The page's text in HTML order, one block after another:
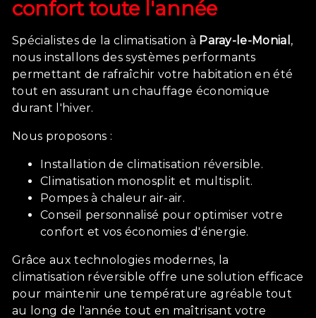
confort toute l'année
Spécialistes de la climatisation à Paray-le-Monial ,
nous installons des systèmes performants
permettant de rafraîchir votre habitation en été
tout en assurant un chauffage économique
durant l'hiver.
Nous proposons :
Installation de climatisation réversible.
Climatisation monosplit et multisplit.
Pompes à chaleur air-air.
Conseil personnalisé pour optimiser votre
confort et vos économies d'énergie.
Grâce aux technologies modernes, la
climatisation réversible offre une solution efficace
pour maintenir une température agréable tout
au long de l'année tout en maîtrisant votre